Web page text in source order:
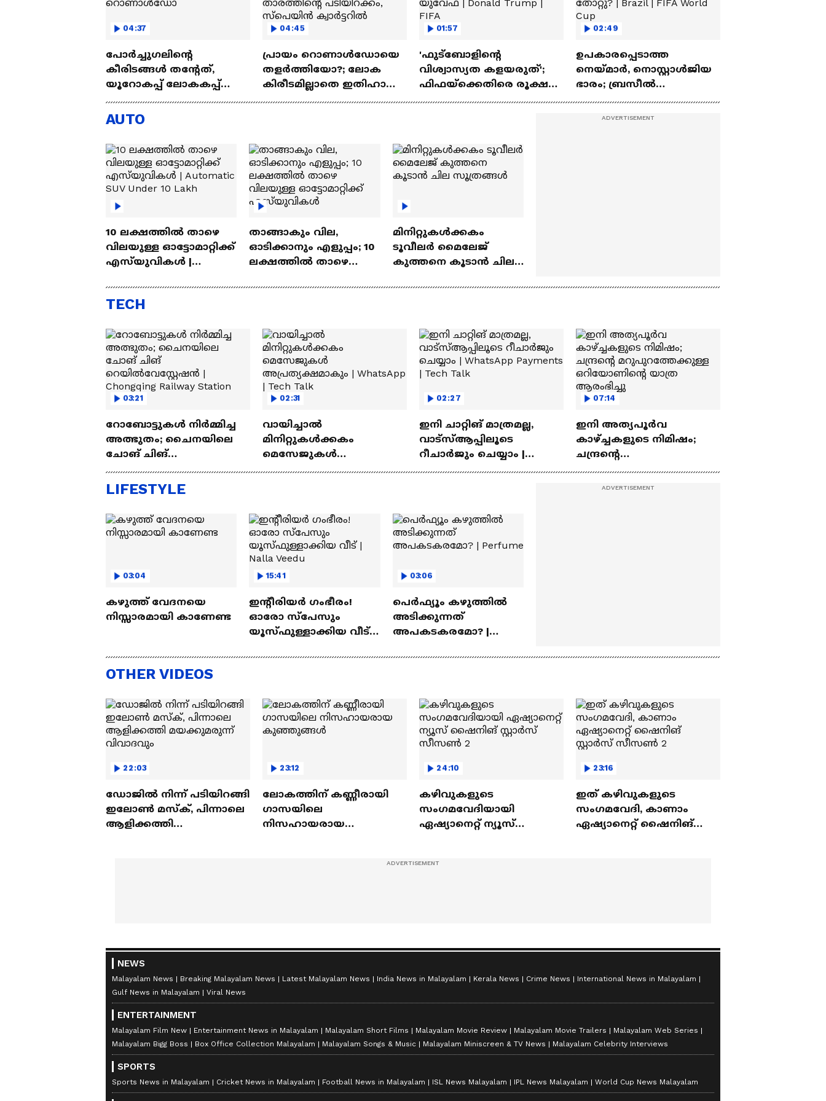
04:37
പോർച്ചു​ഗലിന്റെ
കീരിടങ്ങൾ തന്റേത്,
യൂറോകപ്പ് ലോകകപ്പ്
റൊണാൾഡോ
04:45
പ്രായം റൊണാൾഡോയെ
തളർത്തിയോ?; ലോക
കിരീടമില്ലാതെ ഇതിഹാസ
01:57
'ഫുട്‌ബോളിന്റെ
വിശ്വാസ്യത കളയരുത്';
ഫിഫയ്‌ക്കെതിരെ രൂക്ഷ
02:49
ഉപകാരപ്പെടാത്ത
നെയ്‌മാർ, നൊസ്റ്റാൾജിയ
ഭാരം; ബ്രസീൽ
AUTO
10 ലക്ഷത്തിൽ താഴെ
വിലയുള്ള ഓട്ടോമാറ്റിക്ക്
എസ്‍യുവികൾ |
Lakh
താങ്ങാകും വില,
ഓടിക്കാനും എളുപ്പം; 10
ലക്ഷത്തിൽ താഴെ
എസ്‍യുവികൾ
മിനിറ്റുകൾക്കകം
ടൂവീലർ മൈലേജ്
കുത്തനെ കൂടാൻ ചില
TECH
03:21
റോബോട്ടുകൾ നിർമ്മിച്ച
അത്ഭുതം; ചൈനയിലെ
ചോങ് ചിങ്
റെയിൽവേസ്റ്റേഷൻ |
Chongqing Railway Station
02:31
വായിച്ചാൽ
മിനിറ്റുകൾക്കകം
മെസേജുകള്‍
അപ്രത്യക്ഷമാകും |
02:27
ഇനി ചാറ്റിങ് മാത്രമല്ല,
വാട്‌സ്‌ആപ്പിലൂടെ
റീചാർജും ചെയ്യാം |
WhatsApp Payments | Tech
07:14
ഇനി അത്യപൂര്‍വ
കാഴ്ച്ചകളുടെ നിമിഷം;
ചന്ദ്രന്റെ
മറുപുറത്തേക്കുള്ള
ഒറിയോണിന്റെ യാത്ര
LIFESTYLE
03:04
കഴുത്ത് വേദനയെ
നിസ്സാരമായി കാണേണ്ട
15:41
ഇന്റീരിയർ ഗംഭീരം!
ഓരോ സ്‌പേസും
യൂസ്ഫുള്ളാക്കിയ വീട് |
03:06
പെർഫ്യൂം കഴുത്തിൽ
അടിക്കുന്നത്
അപകടകരമോ? |
OTHER VIDEOS
22:03
ഡോജിൽ നിന്ന് പടിയിറങ്ങി
ഇലോൺ മസ്ക്, പിന്നാലെ
ആളിക്കത്തി
23:12
ലോകത്തിന് കണ്ണീരായി
ഗാസയിലെ
നിസഹായരായ
24:10
കഴിവുകളുടെ
സംഗമവേദിയായി
ഏഷ്യാനെറ്റ് ന്യൂസ്
23:16
ഇത് കഴിവുകളുടെ
സംഗമവേദി, കാണാം
ഏഷ്യാനെറ്റ് ഷൈനിങ്
NEWS
Malayalam News Breaking Malayalam News Latest Malayalam News India News in Malayalam Kerala News Crime News
International News in Malayalam
Gulf News in Malayalam
Viral News
ENTERTAINMENT
Malayalam Film New Entertainment News in Malayalam Malayalam Short Films Malayalam Movie Review Malayalam Movie Trailers
Malayalam Web Series
Malayalam Bigg Boss
Box Office Collection Malayalam Malayalam Songs & Music Malayalam Miniscreen & TV News Malayalam Celebrity Interviews
SPORTS
Sports News in Malayalam Cricket News in Malayalam Football News in Malayalam ISL News Malayalam IPL News Malayalam World Cup News Malayalam